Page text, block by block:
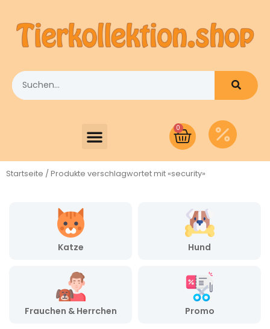
0
Startseite / Produkte verschlagwortet mit «security»
Katze Hund
Frauchen & Herrchen Promo